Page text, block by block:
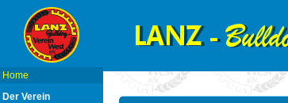
Home
Der Verein